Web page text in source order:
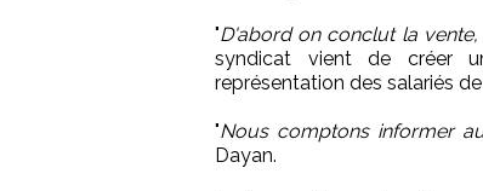
"D'abord on conclut la
syndicat vient de créer
représentation des salariés
"Nous comptons informer
Dayan.